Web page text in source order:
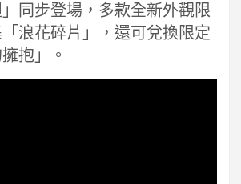
」同步登場，多款全新外觀限
浪花碎片」，還可兌換限定
抱」。